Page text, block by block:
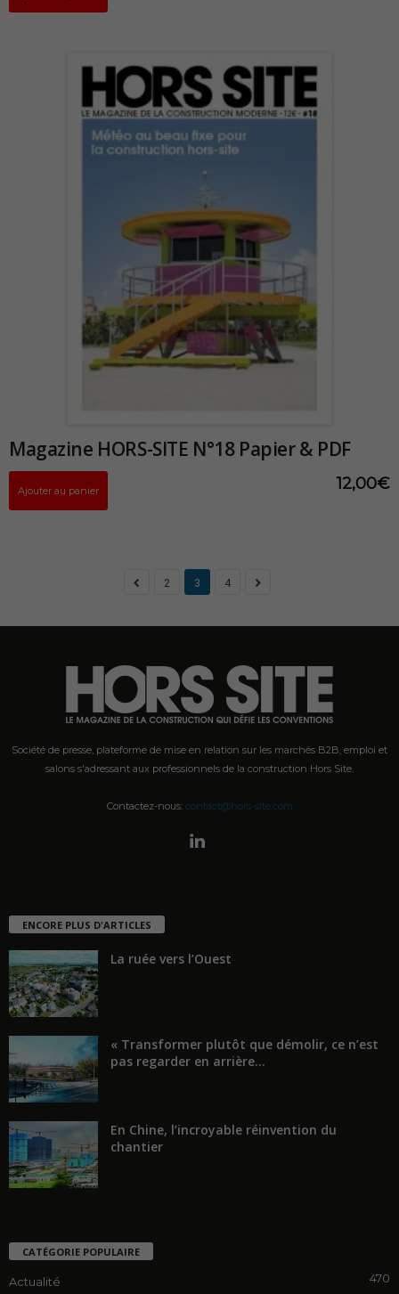
Magazine HORS-SITE N°18 Papier & PDF
12,00€
Ajouter au panier
2 3 4
Société de presse, plateforme de mise en relation sur les marchés B2B, emploi et
salons s'adressant aux professionnels de la construction Hors Site.
Contactez-nous: contact@hors-site.com
ENCORE PLUS D'ARTICLES
La ruée vers l’Ouest
« Transformer plutôt que démolir, ce n’est
pas regarder en arrière...
En Chine, l’incroyable réinvention du
chantier
CATÉGORIE POPULAIRE
Actualité 470